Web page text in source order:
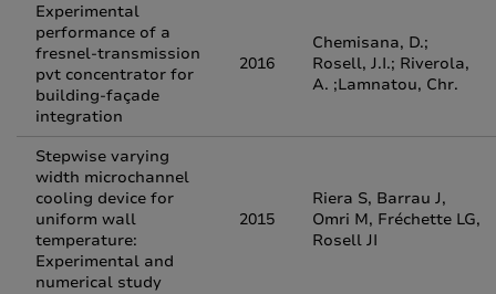
Experimental
performance of a
fresnel-transmission
pvt concentrator for
building-façade
integration
2016
Chemisana, D.;
Rosell, J.I.; Riverola,
A. ;Lamnatou, Chr.
Stepwise varying
width microchannel
cooling device for
uniform wall
temperature:
Experimental and
numerical study
2015
Riera S, Barrau J,
Omri M, Fréchette LG,
Rosell JI